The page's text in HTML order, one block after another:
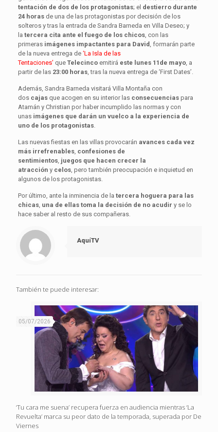
tentación de dos de los protagonistas; el destierro durante
24 horas de una de las protagonistas por decisión de los
solteros y tras la entrada de Sandra Barneda en Villa Deseo; y
la tercera cita ante el fuego de los chicos, con las
primeras imágenes impactantes para David , formarán parte
de la nueva entrega de ‘La Isla de las
Tentaciones’ que Telecincoemitirá este lunes 11de mayo, a
partir de las 23:00 horas, tras la nueva entrega de ‘First Dates’.
Además, Sandra Barneda visitará Villa Montaña con
dos cajasque acogen en su interior las consecuenciaspara
Atamán y Christian por haber incumplido las normas y con
unas imágenes que darán un vuelco a la experiencia de
uno de los protagonistas.
Las nuevas fiestas en las villas provocarán avances cada vez
más irrefrenables, confesiones de
sentimientos, juegos que hacen crecer la
atracción y celos, pero también preocupación e inquietud en
algunos de los protagonistas.
Por último, ante la inminencia de la tercera hoguera para las
chicas, una de ellas toma la decisión de no acudir y se lo
hace saber al resto de sus compañeras.
AquíTV
También te puede interesar:
05/07/2026
‘Tu cara me suena’ recupera fuerza en audiencia mientras ‘La
Revuelta’ marca su peor dato de la temporada, superada por De
Viernes